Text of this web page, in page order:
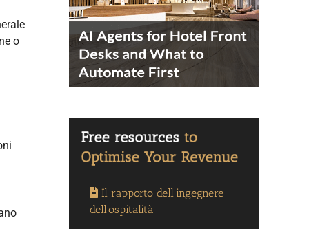
o
Il rapporto dell'ingegnere
dell'ospitalità